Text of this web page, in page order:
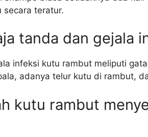
secara teratur.
tanda dan gejala
infeksi kutu rambut meliputi
adanya telur kutu di rambut,
kutu rambut